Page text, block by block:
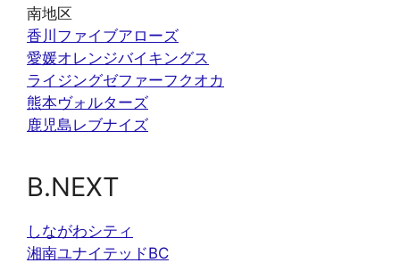
南地区
香川ファイブアローズ
愛媛オレンジバイキングス
ライジングゼファーフクオカ
熊本ヴォルターズ
鹿児島レブナイズ
B.NEXT
しながわシティ
湘南ユナイテッドBC